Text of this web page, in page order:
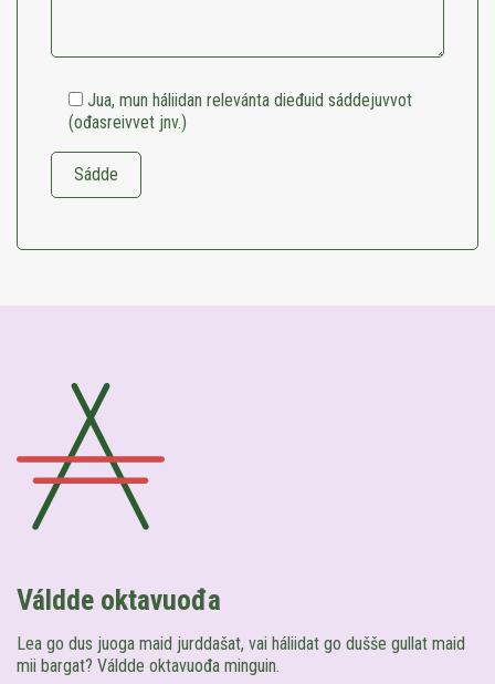
Jua, mun háliidan relevánta dieđuid sáddejuvvot
(ođasreivvet jnv.)
Váldde oktavuođa
Lea go dus juoga maid jurddašat, vai háliidat go dušše gullat maid
mii bargat? Váldde oktavuođa minguin.